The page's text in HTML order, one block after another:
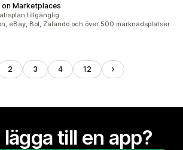
on Marketplaces
totalt
tillgänglig
eBay, Bol, Zalando och över 500 marknadsplatser
2 3 4 12
till en app?